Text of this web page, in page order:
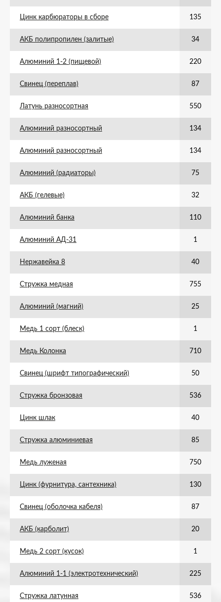
Цинк карбюраторы в сборе 135
АКБ полипропилен (залитые) 34
Алюминий 1-2 (пищевой) 220
Свинец (переплав) 87
Латунь разносортная 550
Алюминий разносортный 134
Алюминий разносортный 134
Алюминий (радиаторы) 75
АКБ (гелевые) 32
Алюминий банка 110
Алюминий АД-31 1
Нержавейка 8 40
Стружка медная 755
Алюминий (магний) 25
Медь 1 сорт (блеск) 1
Медь Колонка 710
Свинец (шрифт типографический) 50
Стружка бронзовая 536
Цинк шлак 40
Стружка алюминиевая 85
Медь луженая 750
Цинк (фурнитура, сантехника) 130
Свинец (оболочка кабеля) 87
АКБ (карболит) 20
Медь 2 сорт (кусок) 1
Алюминий 1-1 (электротехнический) 225
Стружка латунная 536